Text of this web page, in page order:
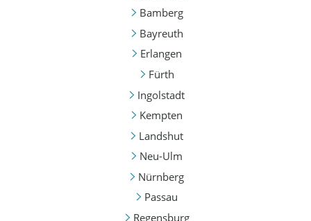
Bamberg
Bayreuth
Erlangen
Fürth
Ingolstadt
Kempten
Landshut
Neu-Ulm
Nürnberg
Passau
Regensburg